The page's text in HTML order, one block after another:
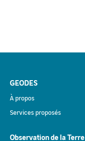
GEODES
À propos
Services proposés
Observation de la Terre